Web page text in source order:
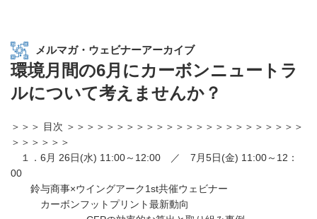
メルマガ・ウェビナーアーカイブ
環境月間の6月にカーボンニュートラ
ルについて考えませんか？
＞＞＞ 目次 ＞＞＞＞＞＞＞＞＞＞＞＞＞＞＞＞＞＞＞＞＞＞＞＞
＞＞＞＞＞＞
１．6月 26日(水) 11:00～12:00 ／ 7月5日(金) 11:00～12：
00
鈴与商事×ウイングアーク1st共催ウェビナー
カーボンフットプリント最新動向